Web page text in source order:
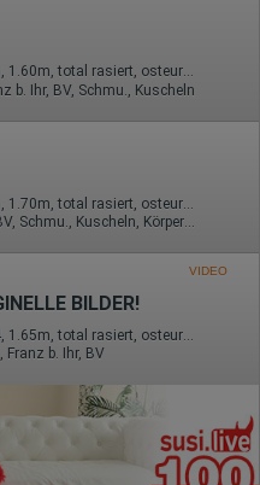
25 Jahre, 75C, KF 36, 1.60m, total rasiert, osteuropäisch
b. Ihr, BV, Schmu., Kuscheln
ZK, 69, Franz b. Ihr, BV, Schmu., Kuscheln, Körperküs., KBp
VIDEO
BILDER!
26 Jahre, 75C, KF 34, 1.65m, total rasiert, osteuropäisch
Franz b. Ihr, BV